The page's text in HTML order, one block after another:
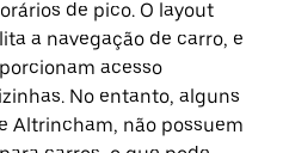
de pico. O layout
a navegação de carro, e
acesso
No entanto, alguns
Altrincham, não possuem